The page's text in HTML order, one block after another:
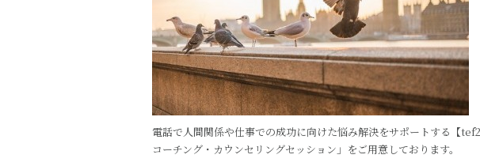
電話で人間関係や仕事での成功に向けた悩み解決をサポートする【
コーチング・カウンセリングセッション」をご用意しております。